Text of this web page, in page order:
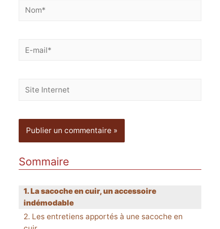
Nom*
E-
Site
Sommaire
La sacoche en cuir, un accessoire
indémodable
Les entretiens apportés à une sacoche en